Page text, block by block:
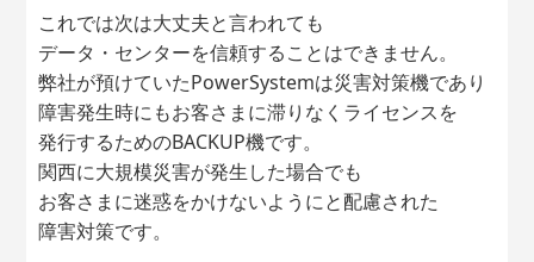
これでは次は大丈夫と言われても
データ・センターを信頼することはできません。
弊社が預けていたPowerSystemは災害対策機であり
障害発生時にもお客さまに滞りなくライセンスを
発行するためのBACKUP機です。
関西に大規模災害が発生した場合でも
お客さまに迷惑をかけないようにと配慮された
障害対策です。